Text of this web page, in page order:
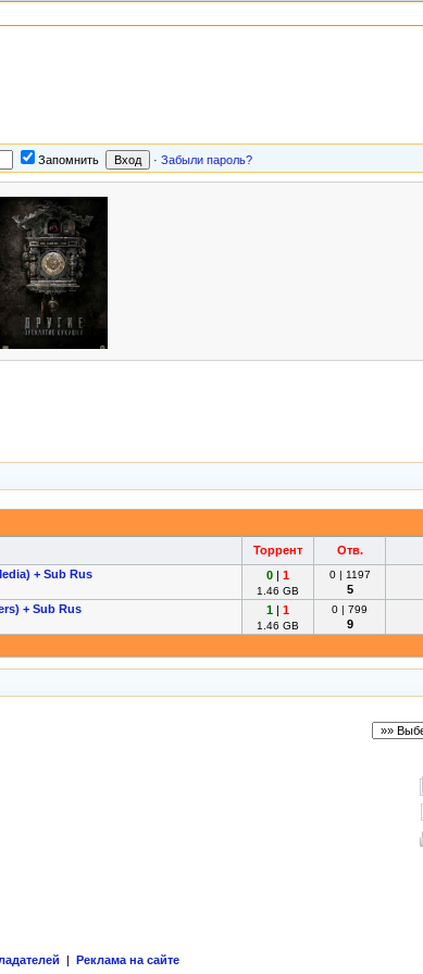
Запомнить · Забыли пароль?
Торрент Отв.
+ Sub Rus
0 | 1
1.46 GB
0 | 1197
5
+ Sub Rus
1 | 1
1.46 GB
0 | 799
9
| Реклама на сайте